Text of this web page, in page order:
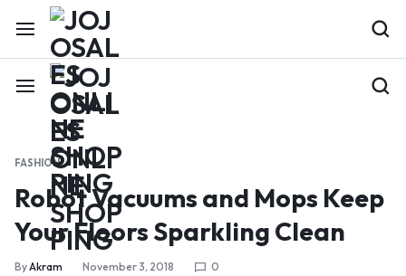
FASHION
Robot Vacuums and Mops Keep
Your Floors Sparkling Clean
ByAkram November 3, 2018 0